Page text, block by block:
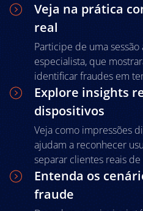
Veja na prática
real
Participe de uma sessão
especialista, que
identificar fraudes em
Explore insights
dispositivos
Veja como impressões
ajudam a reconhecer
separar clientes reais
Entenda os
fraude